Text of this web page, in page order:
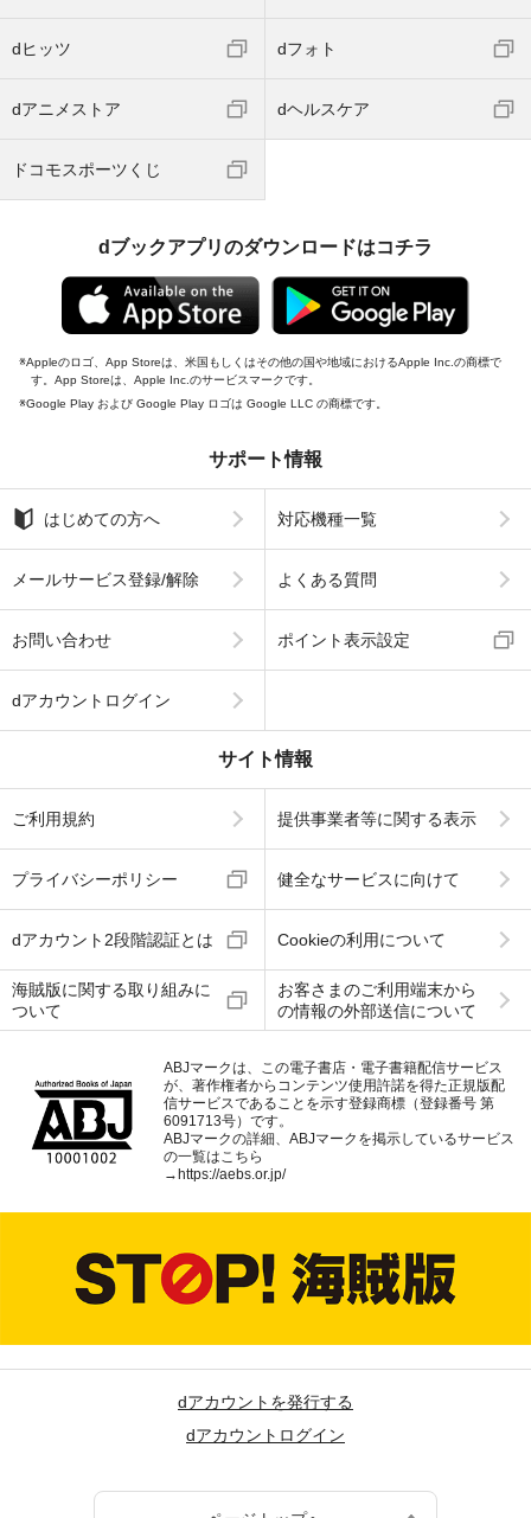
dヒッツ dフォト
dアニメストア dヘルスケア
ドコモスポーツくじ
dブックアプリのダウンロードはコチラ
Appleのロゴ、App Storeは、米国もしくはその他の国や地域におけるApple Inc.の商標で
す。App Storeは、Apple Inc.のサービスマークです。
Google Play および Google Play ロゴは Google LLC の商標です。
サポート情報
はじめての方へ 対応機種一覧
メールサービス登録/解除 よくある質問
お問い合わせ ポイント表示設定
dアカウントログイン
サイト情報
ご利用規約 提供事業者等に関する表示
プライバシーポリシー 健全なサービスに向けて
dアカウント2段階認証とは Cookieの利用について
海賊版に関する取り組みに
ついて
お客さまのご利用端末から
の情報の外部送信について
ABJマークは、この電子書店・電子書籍配信サービス
が、著作権者からコンテンツ使用許諾を得た正規版配
信サービスであることを示す登録商標（登録番号 第
6091713号）です。
ABJマークの詳細、ABJマークを掲示しているサービス
の一覧はこちら
→ https://aebs.or.jp/
dアカウントを発行する
dアカウントログイン